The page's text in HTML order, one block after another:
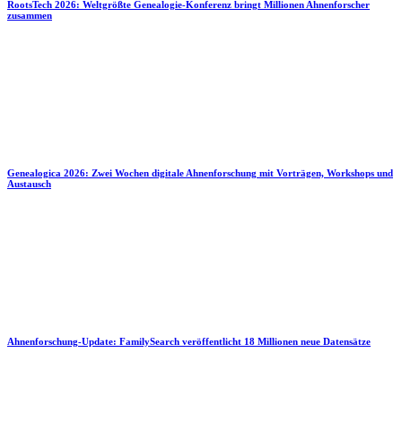
RootsTech 2026: Weltgrößte Genealogie-Konferenz bringt Millionen Ahnenforscher
zusammen
Genealogica 2026: Zwei Wochen digitale Ahnenforschung mit Vorträgen, Workshops und
Austausch
Ahnenforschung-Update: FamilySearch veröffentlicht 18 Millionen neue Datensätze